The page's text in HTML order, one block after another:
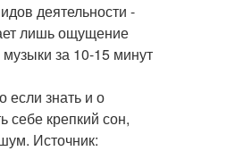
деятельности -
лишь ощущение
за 10-15 минут
если знать и о
себе крепкий сон,
Источник: